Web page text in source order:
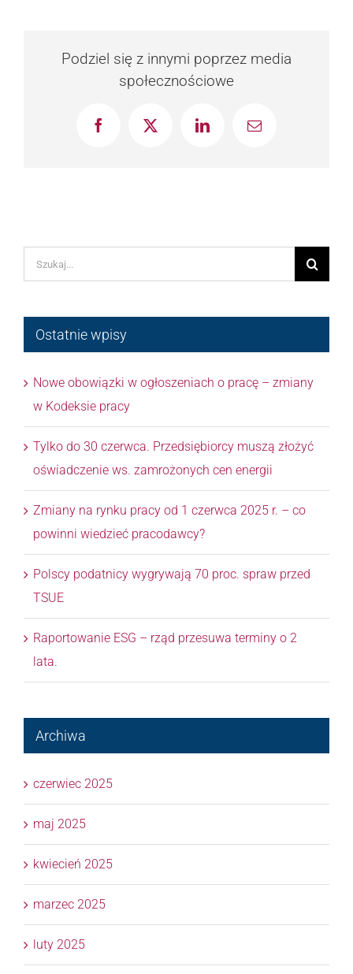
Podziel się z innymi poprzez media
społecznościowe
FacebookX LinkedInEmail
Szukaj
Ostatnie wpisy
Nowe obowiązki w ogłoszeniach o pracę – zmiany
w Kodeksie pracy
Tylko do 30 czerwca. Przedsiębiorcy muszą złożyć
oświadczenie ws. zamrożonych cen energii
Zmiany na rynku pracy od 1 czerwca 2025 r. – co
powinni wiedzieć pracodawcy?
Polscy podatnicy wygrywają 70 proc. spraw przed
TSUE
Raportowanie ESG – rząd przesuwa terminy o 2
lata.
Archiwa
czerwiec 2025
maj 2025
kwiecień 2025
marzec 2025
luty 2025